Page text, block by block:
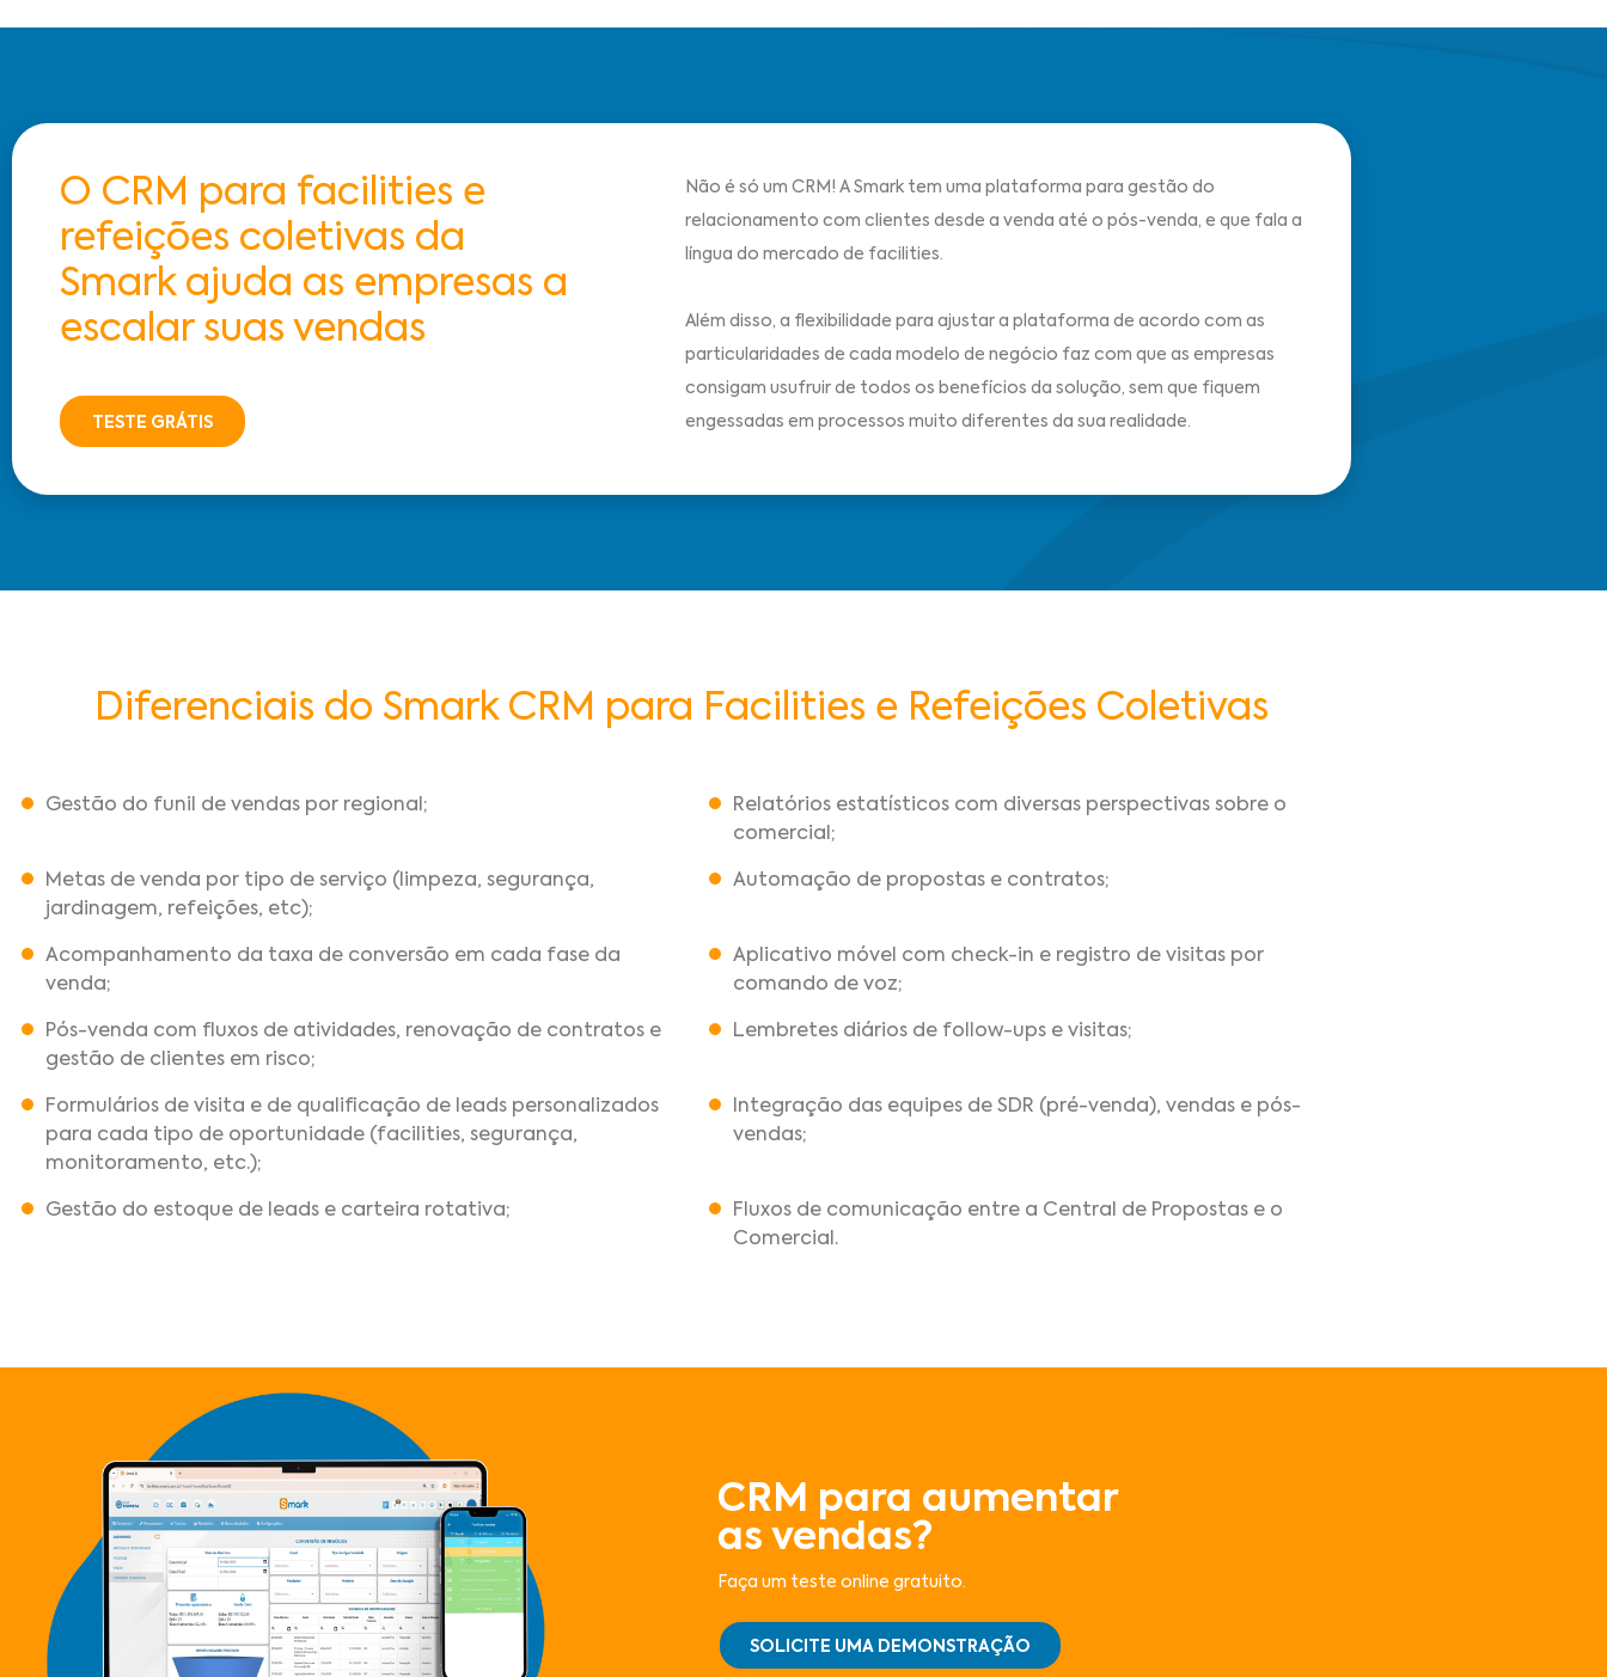
O CRM para facilities e
refeições coletivas da
Smark ajuda as empresas a
escalar suas vendas
TESTE GRÁTIS
Não é só um CRM! A Smark tem uma plataforma para gestão do
relacionamento com clientes desde a venda até o pós-venda, e que fala a
língua do mercado de facilities.
Além disso, a flexibilidade para ajustar a plataforma de acordo com as
particularidades de cada modelo de negócio faz com que as empresas
consigam usufruir de todos os benefícios da solução, sem que fiquem
engessadas em processos muito diferentes da sua realidade.
Diferenciais do Smark CRM para Facilities e Refeições Coletivas
Gestão do funil de vendas por regional;
Relatórios estatísticos com diversas perspectivas sobre o
comercial;
Metas de venda por tipo de serviço (limpeza, segurança,
jardinagem, refeições, etc);
Automação de propostas e contratos;
Acompanhamento da taxa de conversão em cada fase da
venda;
Aplicativo móvel com check-in e registro de visitas por
comando de voz;
Pós-venda com fluxos de atividades, renovação de contratos e
gestão de clientes em risco;
Lembretes diários de follow-ups e visitas;
Formulários de visita e de qualificação de leads personalizados
para cada tipo de oportunidade (facilities, segurança,
monitoramento, etc.);
Integração das equipes de SDR (pré-venda), vendas e pós-
vendas;
Gestão do estoque de leads e carteira rotativa;
Fluxos de comunicação entre a Central de Propostas e o
Comercial.
CRM para aumentar
as vendas?
Faça um teste online gratuito.
SOLICITE UMA DEMONSTRAÇÃO